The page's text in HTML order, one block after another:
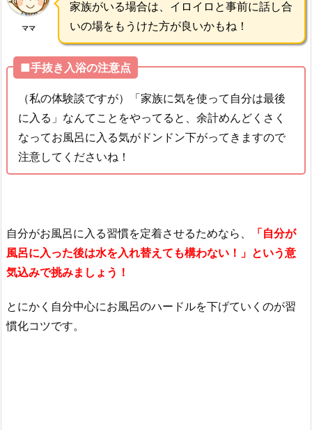
ママ
家族がいる場合は、イロイロと事前に話し合
いの場をもうけた方が良いかもね！
■手抜き入浴の注意点
（私の体験談ですが）「家族に気を使って自分は最後
に入る」なんてことをやってると、余計めんどくさく
なってお風呂に入る気がドンドン下がってきますので
注意してくださいね！
自分がお風呂に入る習慣を定着させるためなら、
「自分が
風呂に入った後は水を入れ替えても構わない！」という意
気込みで挑みましょう！
とにかく自分中心にお風呂のハードルを下げていくのが習
慣化コツです。